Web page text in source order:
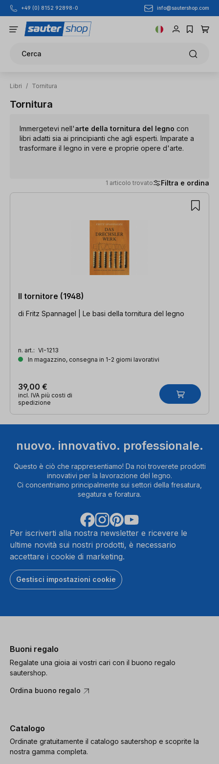
Passa al contenuto principale
+49 (0) 8152 92898-0 info@sautershop.com
Cerca
Libri / Tornitura
Tornitura
Immergetevi nell'arte della tornitura del legno con
libri adatti sia ai principianti che agli esperti. Imparate a
trasformare il legno in vere e proprie opere d'arte.
1 articolo trovato Filtra e ordina
1 articolo trovato
Il tornitore (1948)
di Fritz Spannagel | Le basi della tornitura del legno
n. art.: VI-1213
In magazzino, consegna in 1-2 giorni lavorativi
39,00 €
incl. IVA più costi di
spedizione
nuovo. innovativo. professionale.
Questo è ciò che rappresentiamo! Da noi troverete prodotti
innovativi per la lavorazione del legno.
Ci concentriamo principalmente sui settori della fresatura,
segatura e foratura.
Per iscriverti alla nostra newsletter e ricevere le
ultime novità sui nostri prodotti, è necessario
accettare i cookie di marketing.
Gestisci impostazioni cookie
Buoni regalo
Regalate una gioia ai vostri cari con il buono regalo
sautershop.
Ordina buono regalo
Catalogo
Ordinate gratuitamente il catalogo sautershop e scoprite la
nostra gamma completa.